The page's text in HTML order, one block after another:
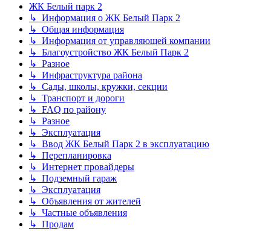
ЖК Белый парк 2
↳ Информация о ЖК Белый Парк 2
↳ Общая информация
↳ Информация от управляющей компании
↳ Благоустройство ЖК Белый Парк 2
↳ Разное
↳ Инфраструктура района
↳ Сады, школы, кружки, секции
↳ Транспорт и дороги
↳ FAQ по району
↳ Разное
↳ Эксплуатация
↳ Ввод ЖК Белый Парк 2 в эксплуатацию
↳ Перепланировка
↳ Интернет провайдеры
↳ Подземный гараж
↳ Эксплуатация
↳ Объявления от жителей
↳ Частные объявления
↳ Продам